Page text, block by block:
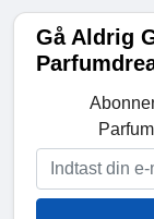
Gå Aldrig